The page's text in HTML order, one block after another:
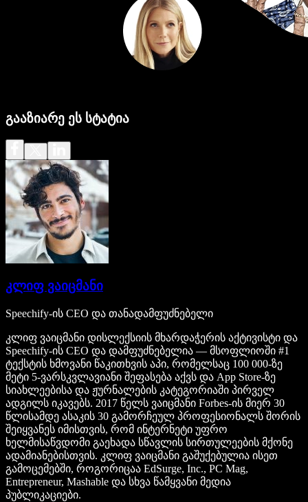
გააზიარე ეს სტატია
კლიფ ვაიცმანი
Speechify-ის CEO და თანადამფუძნებელი
კლიფ ვაიცმანი დისლექსიის მხარდაჭერის აქტივისტი და
Speechify-ის CEO და დამფუძნებელია — მსოფლიოში #1
ტექსტის ხმოვანი წაკითხვის აპი, რომელსაც 100 000-ზე
მეტი 5-ვარსკვლავიანი შეფასება აქვს და App Store-ზე
სიახლეებისა და ჟურნალების კატეგორიაში პირველ
ადგილს იკავებს. 2017 წელს ვაიცმანი Forbes-ის მიერ 30
წლისამდე ასაკის 30 გამორჩეულ პროფესიონალს შორის
შეიყვანეს იმისთვის, რომ ინტერნეტი უფრო
ხელმისაწვდომი გაეხადა სწავლის სირთულეების მქონე
ადამიანებისთვის. კლიფ ვაიცმანი გაშუქებულია ისეთ
გამოცემებში, როგორიცაა EdSurge, Inc., PC Mag,
Entrepreneur, Mashable და სხვა წამყვანი მედია
პუბლიკაციები.